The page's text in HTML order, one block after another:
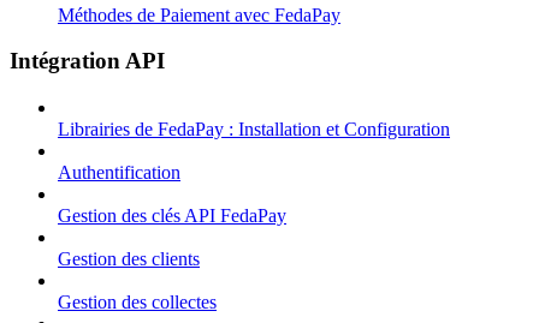
Méthodes de Paiement avec FedaPay
Intégration API
Librairies de FedaPay : Installation et Configuration
Authentification
Gestion des clés API FedaPay
Gestion des clients
Gestion des collectes